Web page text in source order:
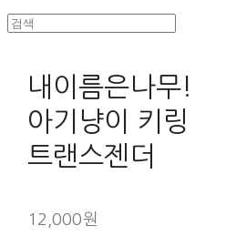
내이름은나무!
아기냥이 키링
트랜스젠더
12,000원